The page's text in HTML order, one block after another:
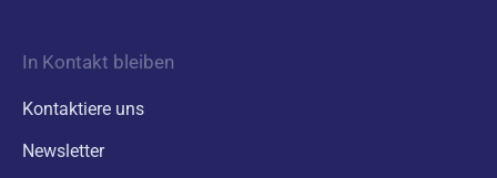
In Kontakt bleiben
Kontaktiere uns
Newsletter